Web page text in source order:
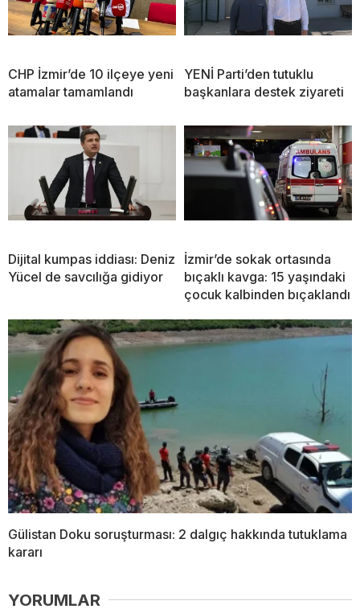
CHP İzmir’de 10 ilçeye yeni
atamalar tamamlandı
YENİ Parti’den tutuklu
başkanlara destek ziyareti
Dijital kumpas iddiası: Deniz
Yücel de savcılığa gidiyor
İzmir’de sokak ortasında
bıçaklı kavga: 15 yaşındaki
çocuk kalbinden bıçaklandı
Gülistan Doku soruşturması: 2 dalgıç hakkında tutuklama
kararı
YORUMLAR